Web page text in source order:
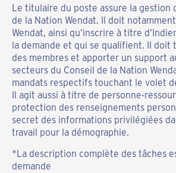
Le titulaire du poste assure la gestion
de la Nation Wendat. Il doit
Wendat, ainsi qu’inscrire à titre
la demande et qui se qualifient. Il doit
des membres et apporter un support
secteurs du Conseil de la Nation
mandats respectifs touchant le volet
Il agit aussi à titre de personne-
protection des renseignements
secret des informations privilégiées
travail pour la démographie.
*La description complète des tâches
demande